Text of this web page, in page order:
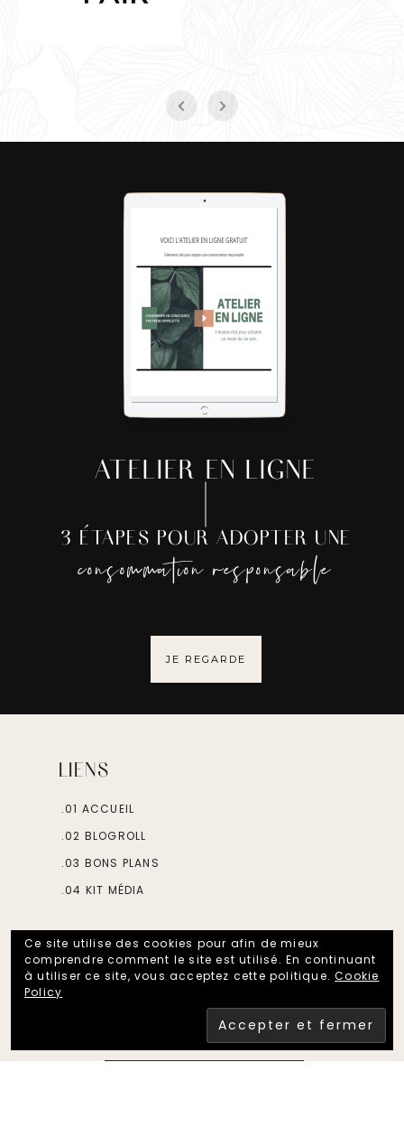
ATELIER EN LIGNE
3 ÉTAPES POUR ADOPTER UNE
consommation responsable
JE REGARDE
LIENS
.01 ACCUEIL
.02 BLOGROLL
.03 BONS PLANS
.04 KIT MÉDIA
DISCUTONS
Ce site utilise des cookies pour afin de mieux
comprendre comment le site est utilisé. En continuant
à utiliser ce site, vous acceptez cette politique.Cookie
Policy